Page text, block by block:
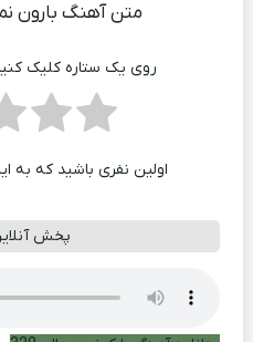
متن آهنگ بارون
روی یک ستاره کلیک
اولین نفری باشید که به
پخش